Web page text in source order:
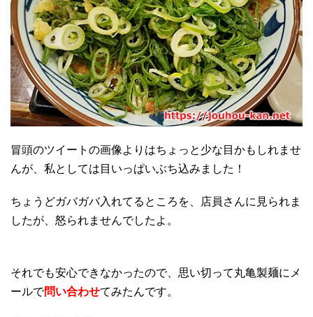
冒頭のツイートの画像よりはちょっと少な目かもしれませ
んが、私としては目いっぱいぶち込みました！
ちょうどガバガバ入れてるところを、店員さんに見られま
したが、怒られませんでしたよ。
それでも安心できなかったので、思い切って丸亀製麺にメ
ールで問い合わせてみたんです。